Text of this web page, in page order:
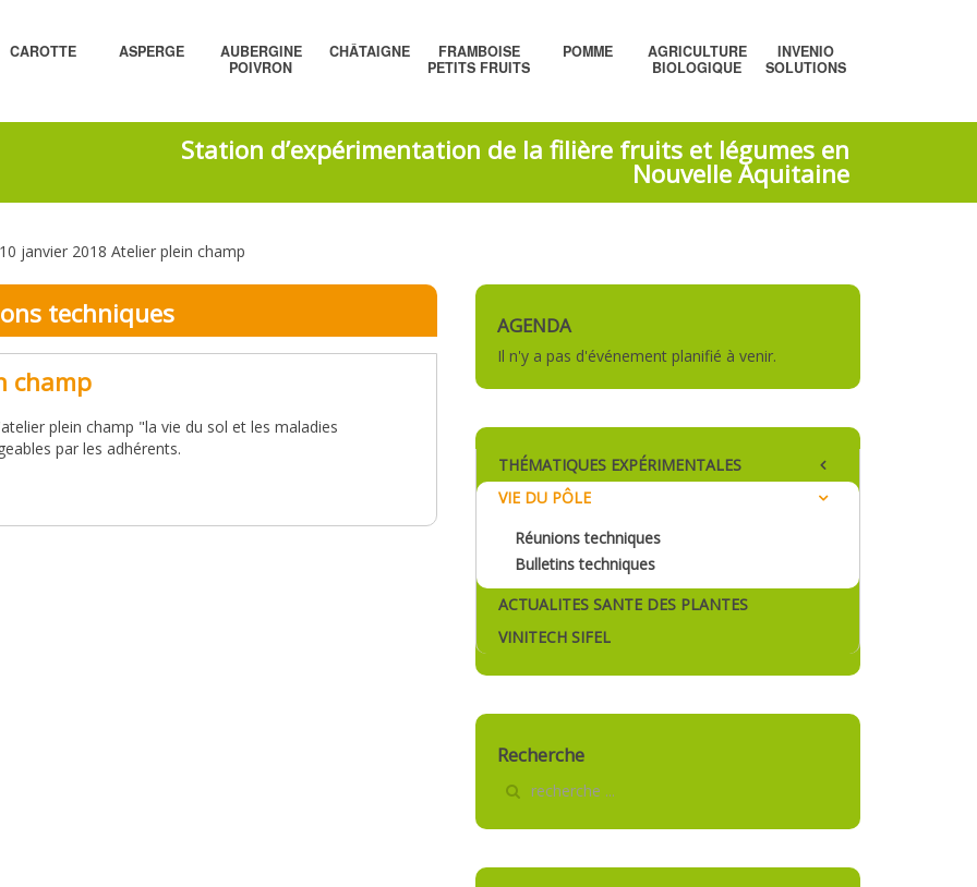
CAROTTE ASPERGE
AUBERGINE
POIVRON
CHÂTAIGNE
FRAMBOISE
PETITS FRUITS
POMME
AGRICULTURE
BIOLOGIQUE
INVENIO
SOLUTIONS
Station d’expérimentation de la filière fruits et légumes en
Nouvelle Aquitaine
janvier 2018 Atelier plein champ
techniques
champ
plein champ "la vie du sol et les maladies
par les adhérents.
AGENDA
Il n'y a pas d'événement planifié à venir.
THÉMATIQUES EXPÉRIMENTALES
VIE DU PÔLE
Réunions techniques
Bulletins techniques
ACTUALITES SANTE DES PLANTES
VINITECH SIFEL
Recherche